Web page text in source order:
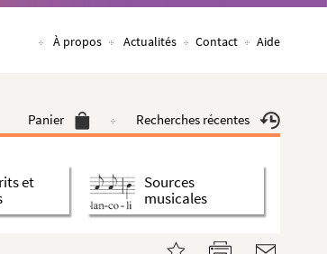
À propos Actualités Contact Aide
Panier Recherches récentes
et
Sources
musicales